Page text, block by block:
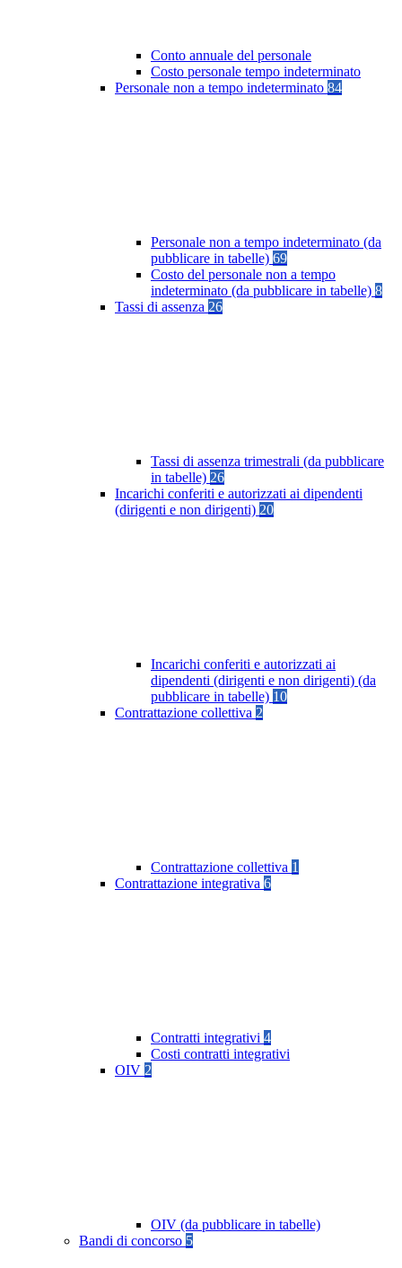
Conto annuale del personale
Costo personale tempo indeterminato
Personale non a tempo indeterminato 84
Personale non a tempo indeterminato (da
pubblicare in tabelle) 69
Costo del personale non a tempo
indeterminato (da pubblicare in tabelle) 8
Tassi di assenza 26
Tassi di assenza trimestrali (da pubblicare
in tabelle) 26
Incarichi conferiti e autorizzati ai dipendenti
(dirigenti e non dirigenti) 20
Incarichi conferiti e autorizzati ai
dipendenti (dirigenti e non dirigenti) (da
pubblicare in tabelle) 10
Contrattazione collettiva 2
Contrattazione collettiva 1
Contrattazione integrativa 6
Contratti integrativi 4
Costi contratti integrativi
OIV 2
OIV (da pubblicare in tabelle)
Bandi di concorso 5